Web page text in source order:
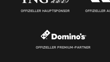
OFFIZIELLER HAUPTSPONSOR OFFIZIELLER
OFFIZIELLER PREMIUM-PARTNER